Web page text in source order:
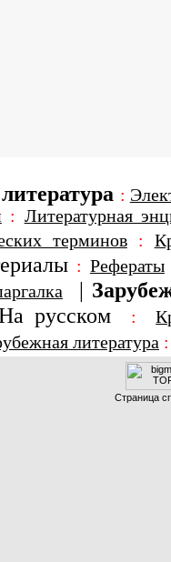
:
: Литературная
терминов:
: Рефераты
|
русском :
литература
Страница